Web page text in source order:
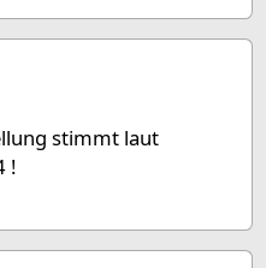
stimmt laut
!